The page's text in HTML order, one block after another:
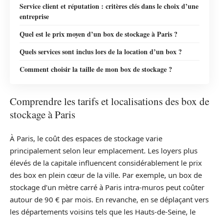
Service client et réputation : critères clés dans le choix d’une
entreprise
Quel est le prix moyen d’un box de stockage à Paris ?
Quels services sont inclus lors de la location d’un box ?
Comment choisir la taille de mon box de stockage ?
Comprendre les tarifs et localisations des box de
stockage à Paris
À Paris, le coût des espaces de stockage varie
principalement selon leur emplacement. Les loyers plus
élevés de la capitale influencent considérablement le prix
des box en plein cœur de la ville. Par exemple, un box de
stockage d’un mètre carré à Paris intra-muros peut coûter
autour de 90 € par mois. En revanche, en se déplaçant vers
les départements voisins tels que les Hauts-de-Seine, le